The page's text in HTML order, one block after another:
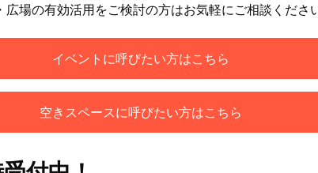
場の有効活用をご検討の方はお気軽にご相談くださ
イベントに呼びたい方はこちら
空きスペースに呼びたい方はこちら